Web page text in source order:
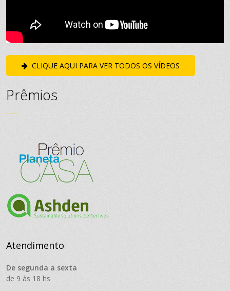
CLIQUE AQUI PARA VER TODOS OS VÍDEOS
Prêmios
Atendimento
De segunda a sexta
de 9 às 18 hs